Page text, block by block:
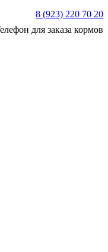
8 (923) 220 70 20